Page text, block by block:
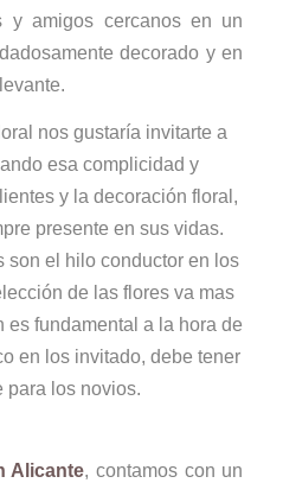
y amigos cercanos en un
decorado y en
nos gustaría invitarte a
esa complicidad y
y la decoración floral,
presente en sus vidas.
son el hilo conductor en los
de las flores va mas
es fundamental a la hora de
en los invitado, debe tener
para los novios.
Alicante, contamos con un